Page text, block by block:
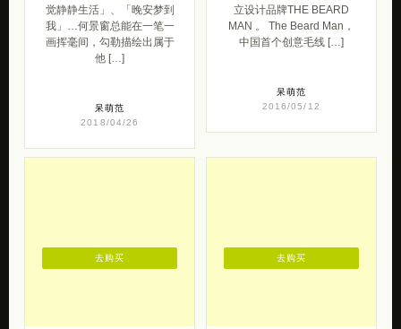
觉静静生活」、「晚安梦到
我」…何景窗总能在一笔一
画挥毫间，勾勒描绘出属于
他 […]
呆萌范
2018/04/26
立设计品牌THE BEARD
MAN 。 The Beard Man，
中国首个创意毛线 […]
呆萌范
2016/05/12
去购买 去购买